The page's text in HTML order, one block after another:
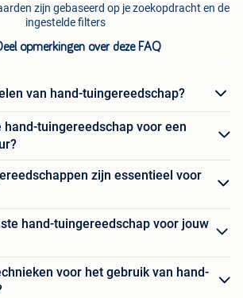
zijn gebaseerd op je zoekopdracht en de
ingestelde filters
opmerkingen over deze FAQ
van hand-tuingereedschap?
hand-tuingereedschap voor een
zijn essentieel voor
hand-tuingereedschap voor jouw
voor het gebruik van hand-